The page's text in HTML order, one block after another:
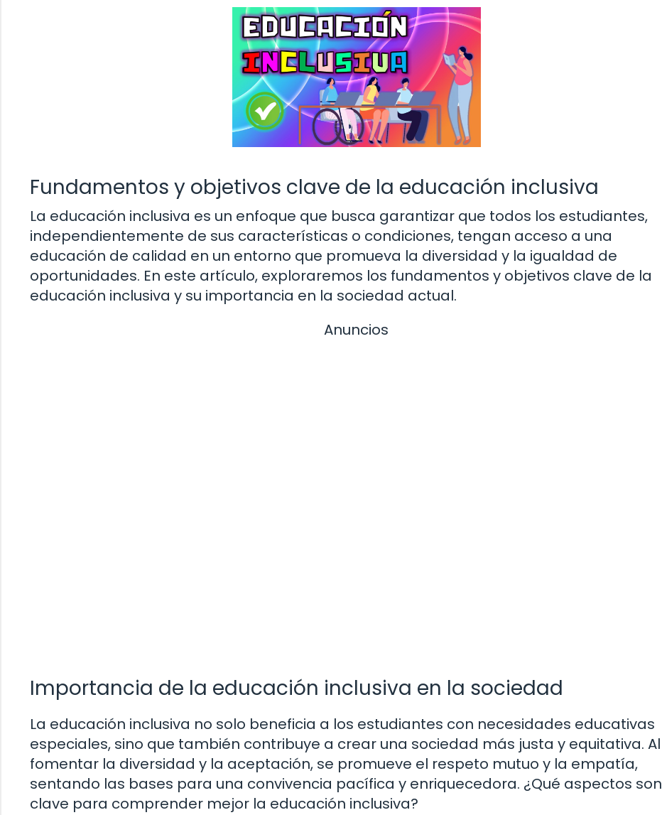
Fundamentos y objetivos clave de la educación inclusiva
La educación inclusiva es un enfoque que busca garantizar que todos los estudiantes,
independientemente de sus características o condiciones, tengan acceso a una
educación de calidad en un entorno que promueva la diversidad y la igualdad de
oportunidades. En este artículo, exploraremos los fundamentos y objetivos clave de la
educación inclusiva y su importancia en la sociedad actual.
Anuncios
Importancia de la educación inclusiva en la sociedad
La educación inclusiva no solo beneficia a los estudiantes con necesidades educativas
especiales, sino que también contribuye a crear una sociedad más justa y equitativa. Al
fomentar la diversidad y la aceptación, se promueve el respeto mutuo y la empatía,
sentando las bases para una convivencia pacífica y enriquecedora. ¿Qué aspectos son
clave para comprender mejor la educación inclusiva?